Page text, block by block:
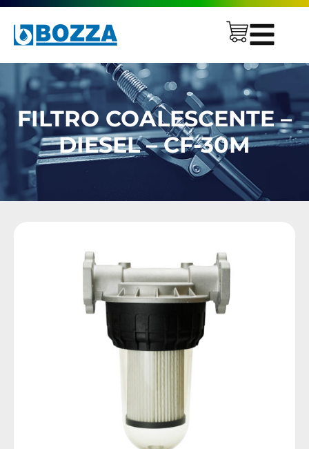
FILTRO COALESCENTE –
DIESEL – CF-30M